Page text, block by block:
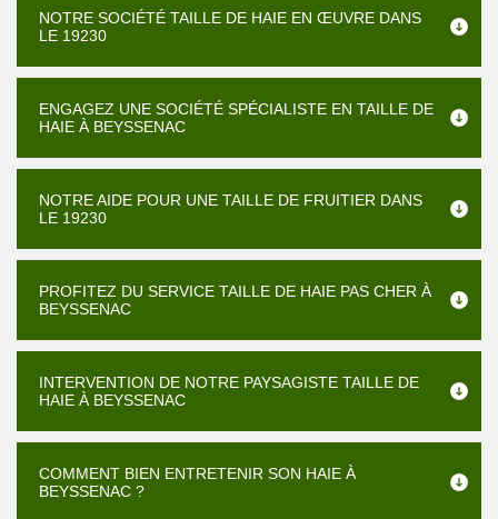
NOTRE SOCIÉTÉ TAILLE DE HAIE EN ŒUVRE DANS
LE 19230
ENGAGEZ UNE SOCIÉTÉ SPÉCIALISTE EN TAILLE DE
HAIE À BEYSSENAC
NOTRE AIDE POUR UNE TAILLE DE FRUITIER DANS
LE 19230
PROFITEZ DU SERVICE TAILLE DE HAIE PAS CHER À
BEYSSENAC
INTERVENTION DE NOTRE PAYSAGISTE TAILLE DE
HAIE À BEYSSENAC
COMMENT BIEN ENTRETENIR SON HAIE À
BEYSSENAC ?